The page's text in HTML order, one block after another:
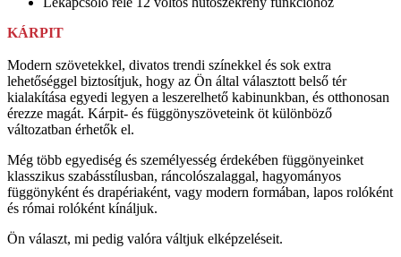
KÁRPIT
Modern szövetekkel, divatos trendi színekkel és sok extra
lehetőséggel biztosítjuk, hogy az Ön által választott belső tér
kialakítása egyedi legyen a leszerelhető kabinunkban, és otthonosan
érezze magát. Kárpit- és függönyszöveteink öt különböző
változatban érhetők el.
Még több egyediség és személyesség érdekében függönyeinket
klasszikus szabásstílusban, ráncolószalaggal, hagyományos
függönyként és drapériaként, vagy modern formában, lapos rolóként
és római rolóként kínáljuk.
Ön választ, mi pedig valóra váltjuk elképzeléseit.